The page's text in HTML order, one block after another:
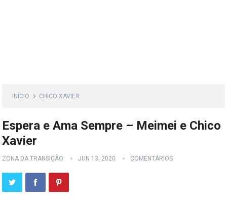
INÍCIO CHICO XAVIER
Espera e Ama Sempre – Meimei e Chico
Xavier
ZONA DA TRANSIÇÃO JUN 13, 2020 COMENTÁRIOS